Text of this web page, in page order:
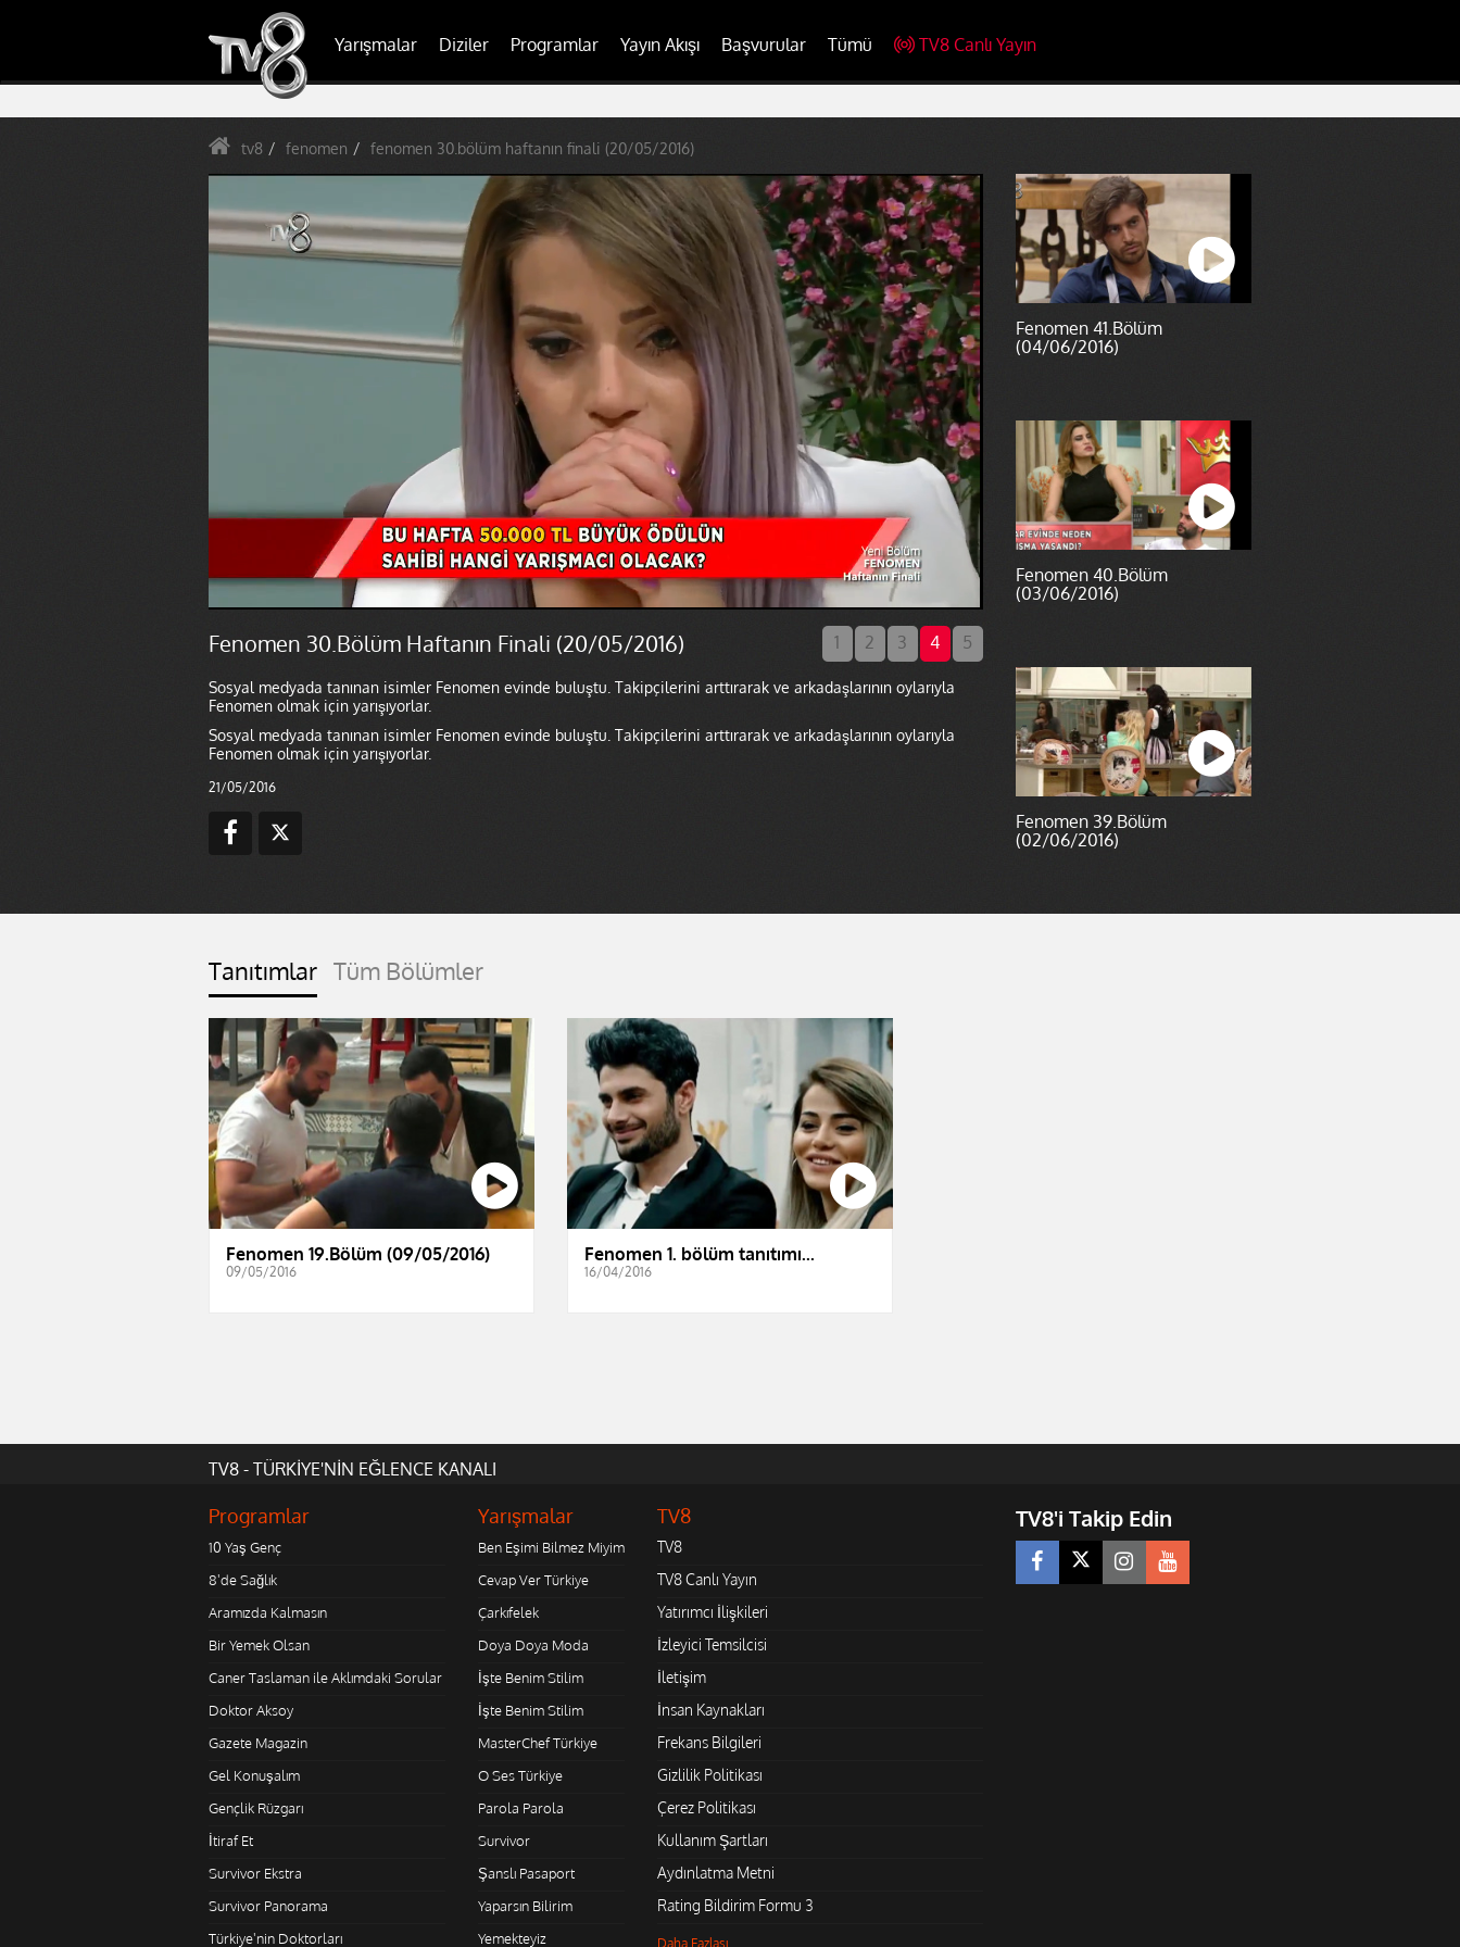
Yarışmalar Diziler Programlar Yayın Akışı Başvurular Tümü TV8 Canlı Yayın
tv8 fenomen fenomen 30.bölüm haftanın finali (20/05/2016)
Fenomen 30.Bölüm Haftanın Finali (20/05/2016) 1 2 3 4 5
Sosyal medyada tanınan isimler Fenomen evinde buluştu. Takipçilerini arttırarak ve arkadaşlarının oylarıyla
Fenomen olmak için yarışıyorlar.
Sosyal medyada tanınan isimler Fenomen evinde buluştu. Takipçilerini arttırarak ve arkadaşlarının oylarıyla
Fenomen olmak için yarışıyorlar.
21/05/2016
Fenomen 41.Bölüm
(04/06/2016)
Fenomen 40.Bölüm
(03/06/2016)
Fenomen 39.Bölüm
(02/06/2016)
Tanıtımlar Tüm Bölümler
Fenomen 19.Bölüm (09/05/2016)
09/05/2016
Fenomen 1. bölüm tanıtımı...
16/04/2016
TV8 - TÜRKİYE'NİN EĞLENCE KANALI
Programlar
10 Yaş Genç
8'de Sağlık
Aramızda Kalmasın
Bir Yemek Olsan
Caner Taslaman ile Aklımdaki Sorular
Doktor Aksoy
Gazete Magazin
Gel Konuşalım
Gençlik Rüzgarı
İtiraf Et
Survivor Ekstra
Survivor Panorama
Türkiye'nin Doktorları
Yarışmalar
Ben Eşimi Bilmez Miyim
Cevap Ver Türkiye
Çarkıfelek
Doya Doya Moda
İşte Benim Stilim
İşte Benim Stilim
MasterChef Türkiye
O Ses Türkiye
Parola Parola
Survivor
Şanslı Pasaport
Yaparsın Bilirim
Yemekteyiz
TV8
TV8
TV8 Canlı Yayın
Yatırımcı İlişkileri
İzleyici Temsilcisi
İletişim
İnsan Kaynakları
Frekans Bilgileri
Gizlilik Politikası
Çerez Politikası
Kullanım Şartları
Aydınlatma Metni
Rating Bildirim Formu 3
Daha Fazlası
TV8'i Takip Edin